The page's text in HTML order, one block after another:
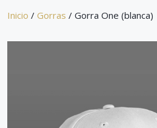
Inicio / Gorras / Gorra One (blanca)